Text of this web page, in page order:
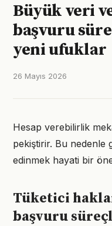
Büyük veri
başvuru
yeni ufuklar
26 Mayıs 2026
Hesap verebilirlik
pekiştirir. Bu nedenle
edinmek hayati bir
Tüketici
başvuru